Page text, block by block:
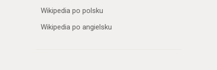
Wikipedia po polsku
Wikipedia po angielsku